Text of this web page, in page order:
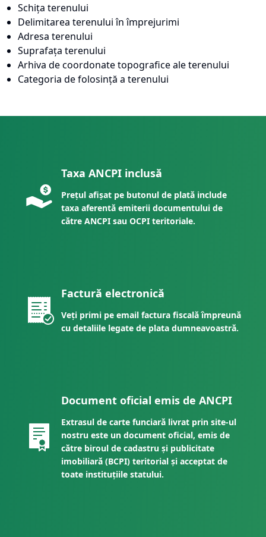
Schița terenului
Delimitarea terenului în împrejurimi
Adresa terenului
Suprafața terenului
Arhiva de coordonate topografice ale terenului
Categoria de folosință a terenului
Taxa ANCPI inclusă
Prețul afișat pe butonul de plată include
taxa aferentă emiterii documentului de
către ANCPI sau OCPI teritoriale.
Factură electronică
Veți primi pe email factura fiscală împreună
cu detaliile legate de plata dumneavoastră.
Document oficial emis de ANCPI
Extrasul de carte funciară livrat prin site-ul
nostru este un document oficial, emis de
către biroul de cadastru și publicitate
imobiliară (BCPI) teritorial și acceptat de
toate instituțiile statului.